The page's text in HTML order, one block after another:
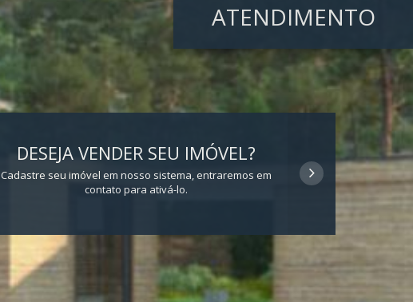
ATENDIMENTO
DESEJA VENDER SEU IMÓVEL?
Cadastre seu imóvel em nosso sistema, entraremos em
contato para ativá-lo.